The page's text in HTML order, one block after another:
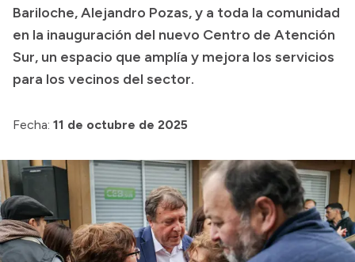
Compras y licitaciones
Consulta de expedientes
Consulta de pago a proveedores
Convocatorias
Bariloche, Alejandro Pozas, y a toda la comunidad
en la inauguración del nuevo Centro de Atención
Sur, un espacio que amplía y mejora los servicios
para los vecinos del sector.
Fecha: 11 de octubre de 2025